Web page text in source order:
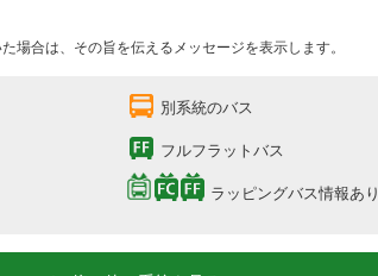
場合は、その旨を伝えるメッセージを表示します。
別系統のバス
フルフラットバス
ラッピングバス情報あり